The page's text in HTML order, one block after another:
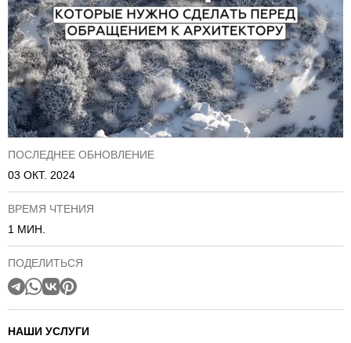
ПОСЛЕДНЕЕ ОБНОВЛЕНИЕ
03 ОКТ. 2024
ВРЕМЯ ЧТЕНИЯ
1 МИН.
ПОДЕЛИТЬСЯ
НАШИ УСЛУГИ